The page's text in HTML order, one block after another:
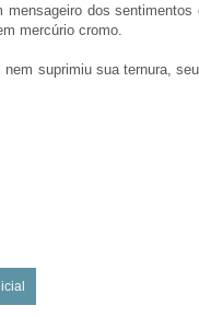
dos
mercúrio cromo.
suprimiu sua ternura,